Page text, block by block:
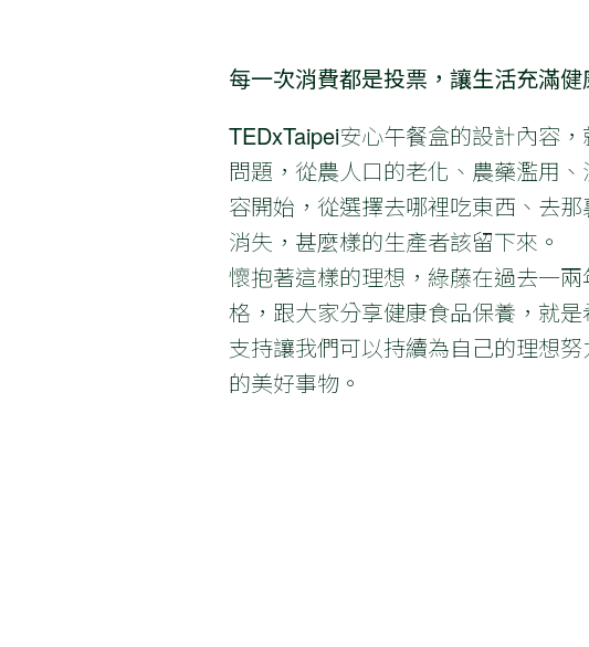
每一次消費都是投票，讓生活充滿
TEDxTaipei安心午餐盒的設計內容
問題，從農人口的老化、農藥濫用
容開始，從選擇去哪裡吃東西、去
消失，甚麼樣的生產者該留下來。
懷抱著這樣的理想，綠藤在過去一
格，跟大家分享健康食品保養，就
支持讓我們可以持續為自己的理想
的美好事物。